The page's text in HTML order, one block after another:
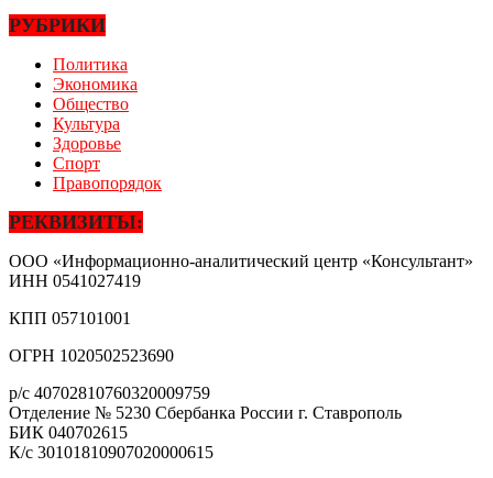
РУБРИКИ
Политика
Экономика
Общество
Культура
Здоровье
Спорт
Правопорядок
РЕКВИЗИТЫ:
ООО «Информационно-аналитический центр «Консультант»
ИНН 0541027419
КПП 057101001
ОГРН 1020502523690
р/с 40702810760320009759
Отделение № 5230 Сбербанка России г. Ставрополь
БИК 040702615
К/с 30101810907020000615